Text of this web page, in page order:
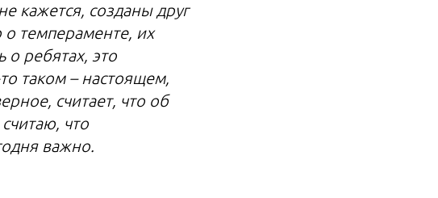
кажется, созданы друг
темпераменте, их
о ребятах, это
таком – настоящем,
считает, что об
что
важно.